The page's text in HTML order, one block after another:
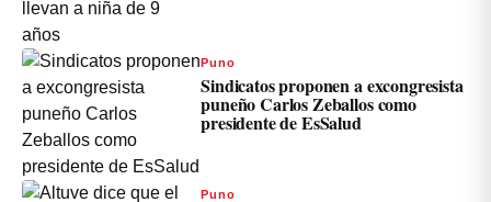
Puno
Sindicatos proponen a excongresista
puneño Carlos Zeballos como
presidente de EsSalud
Puno